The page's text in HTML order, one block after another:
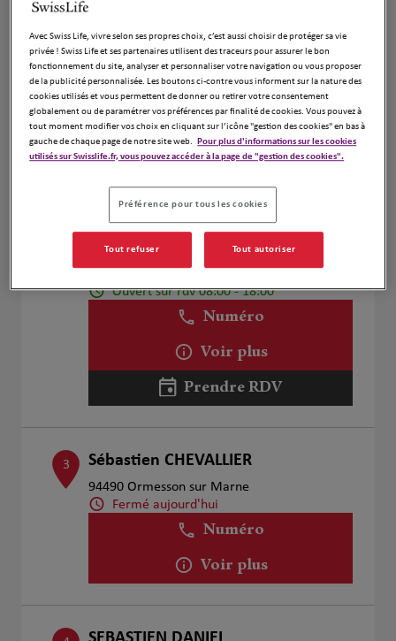
19 rue Arthur Croquette
94220 CHARENTON LE PONT
Fermé actuellement
Numéro
Voir plus
Caroline Ruiz
Ouvert sur rdv 08:00 - 18:00
Numéro
Voir plus
Prendre RDV
3 Sébastien CHEVALLIER
94490 Ormesson sur Marne
Fermé aujourd'hui
Numéro
Voir plus
Avec Swiss Life, vivre selon ses propres choix, c’est aussi choisir de protéger sa vie
privée ! Swiss Life et ses partenaires utilisent des traceurs pour assurer le bon
fonctionnement du site, analyser et personnaliser votre navigation ou vous proposer
de la publicité personnalisée. Les boutons ci-contre vous informent sur la nature des
cookies utilisés et vous permettent de donner ou retirer votre consentement
globalement ou de paramétrer vos préférences par finalité de cookies. Vous pouvez à
tout moment modifier vos choix en cliquant sur l’icône "gestion des cookies" en bas à
gauche de chaque page de notre site web. Pour plus d'informations sur les cookies
utilisés sur Swisslife.fr, vous pouvez accéder à la page de "gestion des cookies".
Préférence pour tous les cookies
Tout refuser Tout autoriser